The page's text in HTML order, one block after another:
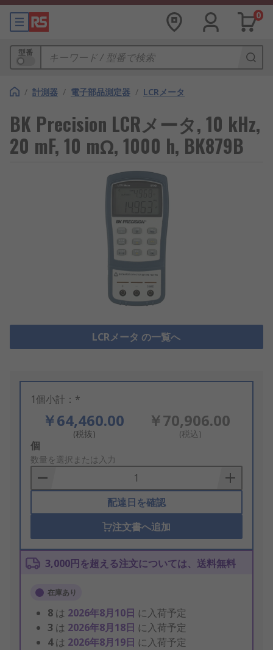
0
型番
/ 計測器 / 電子部品測定器 / LCRメータ
BK Precision LCRメータ, 10 kHz,
20 mF, 10 mΩ, 1000 h, BK879B
LCRメータ の一覧へ
1個小計：*
￥64,460.00
(税抜)
￥70,906.00
(税込)
Add
to
Basket
個
数量を選択または入力
配達日を確認
注文書へ追加
3,000円を超える注文については、送料無料
在庫あり
8 は 2026年8月10日 に入荷予定
3 は 2026年8月18日 に入荷予定
4は 2026年8月19日 に入荷予定